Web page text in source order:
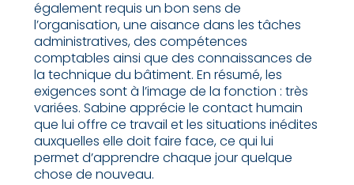
également requis un bon sens de
l’organisation, une aisance dans les tâches
administratives, des compétences
comptables ainsi que des connaissances de
la technique du bâtiment. En résumé, les
exigences sont à l’image de la fonction : très
variées. Sabine apprécie le contact humain
que lui offre ce travail et les situations inédites
auxquelles elle doit faire face, ce qui lui
permet d’apprendre chaque jour quelque
chose de nouveau.